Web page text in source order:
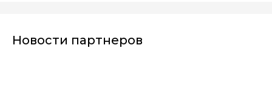
Новости партнеров